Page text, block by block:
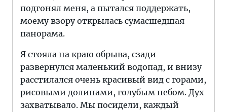
подгонял меня, а пытался поддержать,
моему взору открылась сумасшедшая
панорама.
Я стояла на краю обрыва, сзади
развернулся маленький водопад, и внизу
расстилался очень красивый вид с горами,
рисовыми долинами, голубым небом. Дух
захватывало. Мы посидели, каждый